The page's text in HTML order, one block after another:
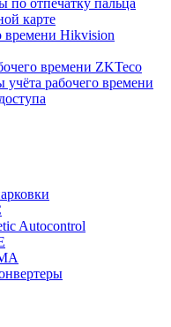
карте
времени Hikvision
времени ZKTeco
учёта рабочего времени
Autocontrol